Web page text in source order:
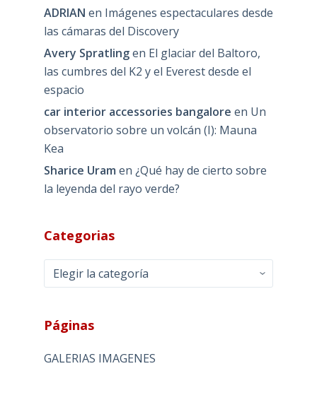
ADRIAN en Imágenes espectaculares desde
las cámaras del Discovery
Avery Spratlingen El glaciar del Baltoro,
las cumbres del K2 y el Everest desde el
espacio
car interior accessories bangalore en Un
observatorio sobre un volcán (I): Mauna
Kea
Sharice Uram en ¿Qué hay de cierto sobre
la leyenda del rayo verde?
Categorias
Categorias
Páginas
GALERIAS IMAGENES